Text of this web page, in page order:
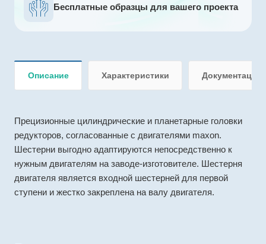
Бесплатные образцы для вашего проекта
Описание Характеристики Документация
Прецизионные цилиндрические и планетарные головки
редукторов, согласованные с двигателями maxon.
Шестерни выгодно адаптируются непосредственно к
нужным двигателям на заводе-изготовителе. Шестерня
двигателя является входной шестерней для первой
ступени и жестко закреплена на валу двигателя.